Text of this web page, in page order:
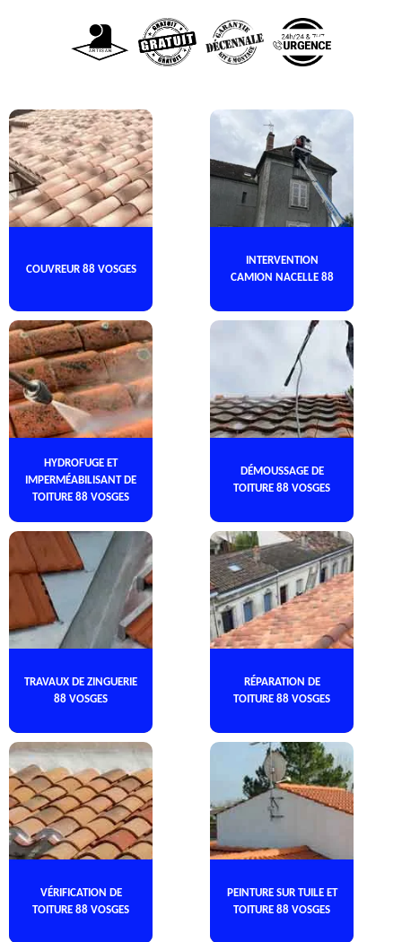
COUVREUR 88 VOSGES
INTERVENTION
CAMION NACELLE 88
HYDROFUGE ET
IMPERMÉABILISANT DE
TOITURE 88 VOSGES
DÉMOUSSAGE DE
TOITURE 88 VOSGES
TRAVAUX DE ZINGUERIE
88 VOSGES
RÉPARATION DE
TOITURE 88 VOSGES
VÉRIFICATION DE
TOITURE 88 VOSGES
PEINTURE SUR TUILE ET
TOITURE 88 VOSGES